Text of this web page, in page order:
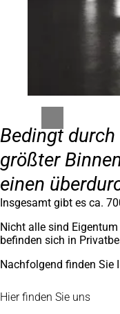
Bedingt durch
größter
einen
Insgesamt gibt es ca.
Nicht alle sind
befinden sich in
Nachfolgend finden Sie
Fußbereich
Hier finden Sie uns